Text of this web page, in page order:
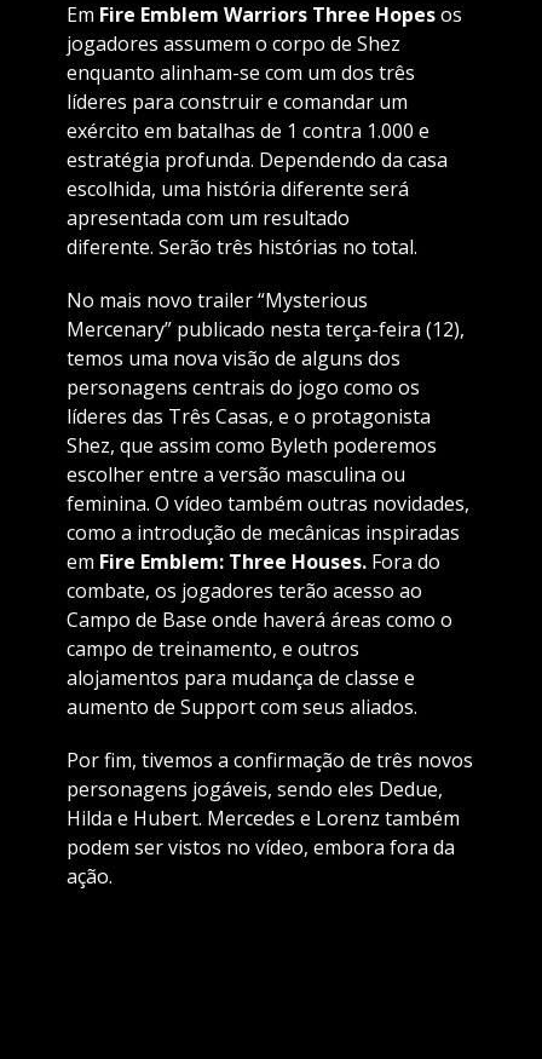
Em Fire Emblem Warriors Three Hopesos
jogadores assumem o corpo de Shez
enquanto alinham-se com um dos três
líderes para construir e comandar um
exército em batalhas de 1 contra 1.000 e
estratégia profunda. Dependendo da casa
escolhida, uma história diferente será
apresentada com um resultado
diferente. Serão três histórias no total.
No mais novo trailer “Mysterious
Mercenary” publicado nesta terça-feira (12),
temos uma nova visão de alguns dos
personagens centrais do jogo como os
líderes das Três Casas, e o protagonista
Shez, que assim como Byleth poderemos
escolher entre a versão masculina ou
feminina. O vídeo também outras novidades,
como a introdução de mecânicas inspiradas
em Fire Emblem: Three Houses.Fora do
combate, os jogadores terão acesso ao
Campo de Base onde haverá áreas como o
campo de treinamento, e outros
alojamentos para mudança de classe e
aumento de Support com seus aliados.
Por fim, tivemos a confirmação de três novos
personagens jogáveis, sendo eles Dedue,
Hilda e Hubert. Mercedes e Lorenz também
podem ser vistos no vídeo, embora fora da
ação.